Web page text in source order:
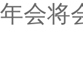
年会将